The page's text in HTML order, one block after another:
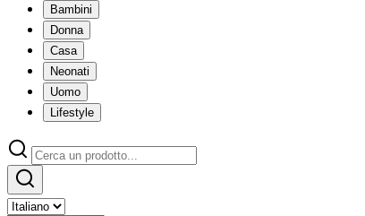
Bambini
Donna
Casa
Neonati
Uomo
Lifestyle